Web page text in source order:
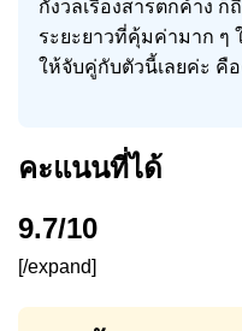
กังวลเรื่องสารตกค้าง
ระยะยาวที่คุ้มค่ามาก ๆ
ให้จับคู่กับตัวนี้เลยค่ะ คื
คะแนนที่ได้
9.7/10
[/expand]